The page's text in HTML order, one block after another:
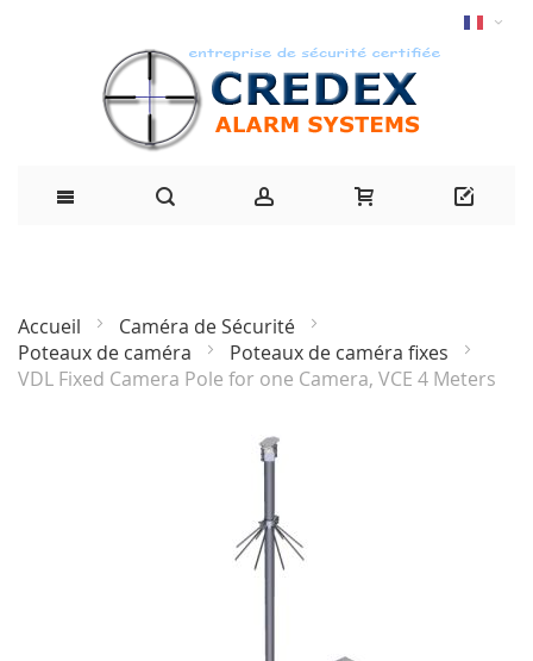
Accueil
Caméra de Sécurité
Poteaux de caméra
Poteaux de caméra fixes
VDL Fixed Camera Pole for one Camera, VCE 4 Meters